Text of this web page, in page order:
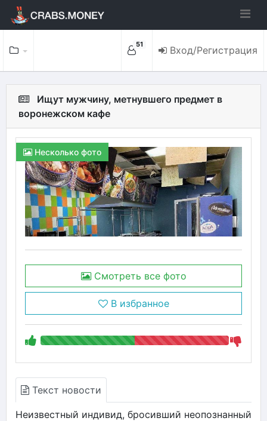
51 Вход/Регистрация
Ищут мужчину, метнувшего предмет в
воронежском кафе
Несколько фото
Смотреть все фото
В избранное
Текст новости
Неизвестный индивид, бросивший неопознанный